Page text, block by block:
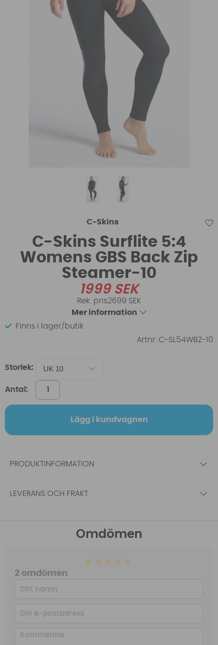
C-Skins
C-Skins Surflite 5:4
Womens GBS Back Zip
Steamer-10
1999SEK
2699 SEK
Mer information
Finns i lager/butik
Artnr: C-SL54WBZ-10
Storlek:
Antal:
Lägg i kundvagnen
PRODUKTINFORMATION
LEVERANS OCH FRAKT
Omdömen
2 omdömen